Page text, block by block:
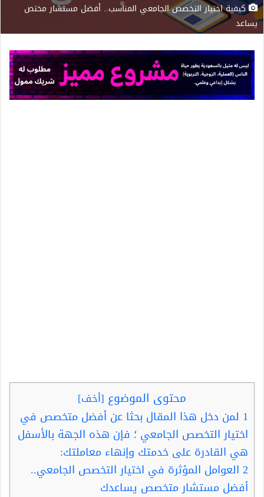
كيفية اختيار التخصص الجامعي المناسب.. أفضل مستشار مختص
يساعد
محتوى الموضوع [أخف]
1 لمن دخل هذا المقال بحثا عن أفضل متخصص في
اختيار التخصص الجامعي ؛ فإن هذه الجهة بالأسفل
هي القادرة على خدمتك وإنهاء معاملتك:
2 العوامل المؤثرة في اختيار التخصص الجامعي..
أفضل مستشار متخصص يساعدك